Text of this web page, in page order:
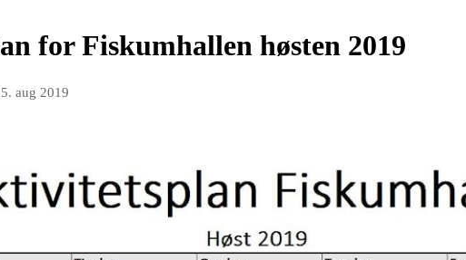
for Fiskumhallen høsten 2019
aug 2019